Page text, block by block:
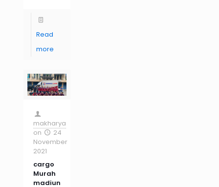
Read
more
makharya
on
24
November
2021
cargo
Murah
madiun